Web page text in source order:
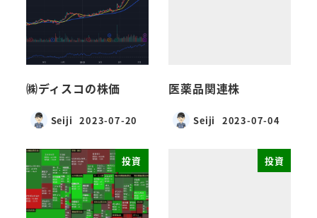
㈱ディスコの株価
Seiji 2023-07-20
医薬品関連株
Seiji 2023-07-04
投資 投資